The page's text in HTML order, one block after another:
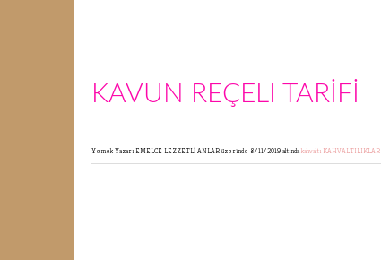
KAVUN REÇELI TARİFİ
Yemek Yazarı EMELCE LEZZETLİ ANLARüzerinde 8/11/2019 altında kahvaltı KAHVALTILIKLAR